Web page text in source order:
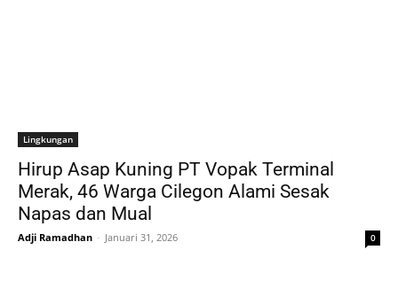
Lingkungan
Hirup Asap Kuning PT Vopak Terminal
Merak, 46 Warga Cilegon Alami Sesak
Napas dan Mual
Adji Ramadhan - Januari 31, 2026 0